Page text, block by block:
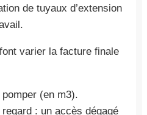
de tuyaux d’extension
varier la facture finale
(en m3).
regard : un accès dégagé